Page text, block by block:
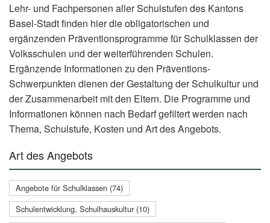
Lehr- und Fachpersonen aller Schulstufen des Kantons
Basel-Stadt finden hier die obligatorischen und
ergänzenden Präventionsprogramme für Schulklassen der
Volksschulen und der weiterführenden Schulen.
Ergänzende Informationen zu den Präventions-
Schwerpunkten dienen der Gestaltung der Schulkultur und
der Zusammenarbeit mit den Eltern. Die Programme und
Informationen können nach Bedarf gefiltert werden nach
Thema, Schulstufe, Kosten und Art des Angebots.
Art des Angebots
Angebote für Schulklassen (74)
Schulentwicklung, Schulhauskultur (10)